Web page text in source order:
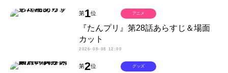
第1位
『たんプリ』第28話あらすじ＆場面
カット
2026-08-08 12:00
アニメ
第2位 グッズ